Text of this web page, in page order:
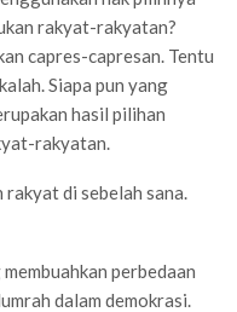
rakyat-rakyatan?
capres-capresan. Tentu
Siapa pun yang
hasil pilihan
rakyatan.
rakyat di sebelah sana.
perbedaan
dalam demokrasi.